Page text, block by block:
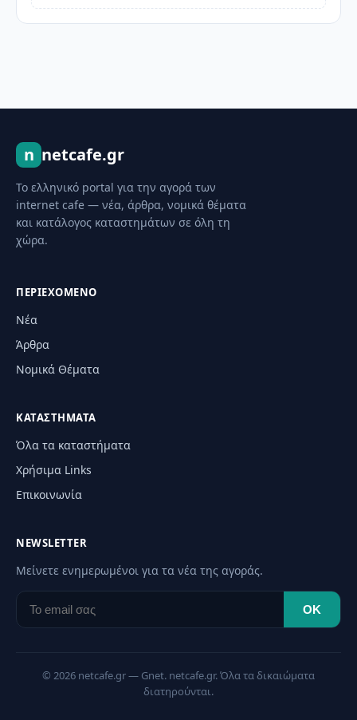
n netcafe.gr
Το ελληνικό portal για την αγορά των
internet cafe — νέα, άρθρα, νομικά θέματα
και κατάλογος καταστημάτων σε όλη τη
χώρα.
ΠΕΡΙΕΧΌΜΕΝΟ
Νέα
Άρθρα
Νομικά Θέματα
ΚΑΤΑΣΤΉΜΑΤΑ
Όλα τα καταστήματα
Χρήσιμα Links
Επικοινωνία
NEWSLETTER
Μείνετε ενημερωμένοι για τα νέα της αγοράς.
OK
© 2026 netcafe.gr — Gnet. netcafe.gr. Όλα τα δικαιώματα
διατηρούνται.